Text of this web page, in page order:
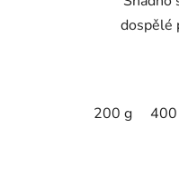
dospělé
200 g